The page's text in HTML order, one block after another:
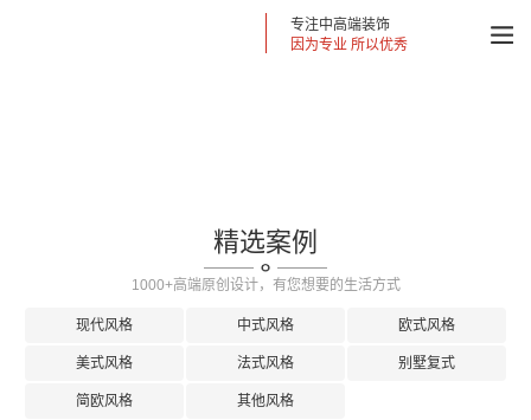
专注中高端装饰
因为专业 所以优秀
精选案例
1000+高端原创设计，有您想要的生活方式
现代风格 中式风格 欧式风格
美式风格 法式风格 别墅复式
简欧风格 其他风格